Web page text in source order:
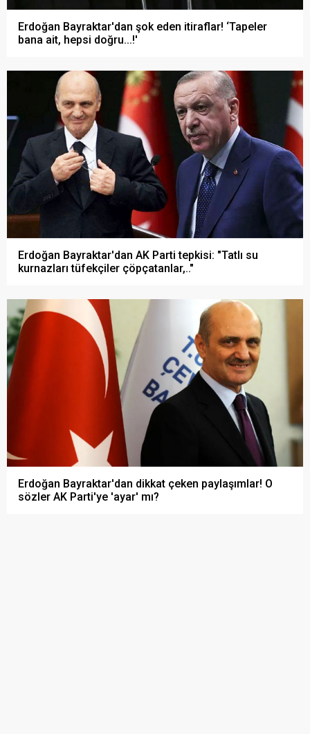
Erdoğan Bayraktar'dan şok eden itiraflar! ‘Tapeler
bana ait, hepsi doğru...!'
Erdoğan Bayraktar'dan AK Parti tepkisi: "Tatlı su
kurnazları tüfekçiler çöpçatanlar,.."
Erdoğan Bayraktar'dan dikkat çeken paylaşımlar! O
sözler AK Parti'ye 'ayar' mı?